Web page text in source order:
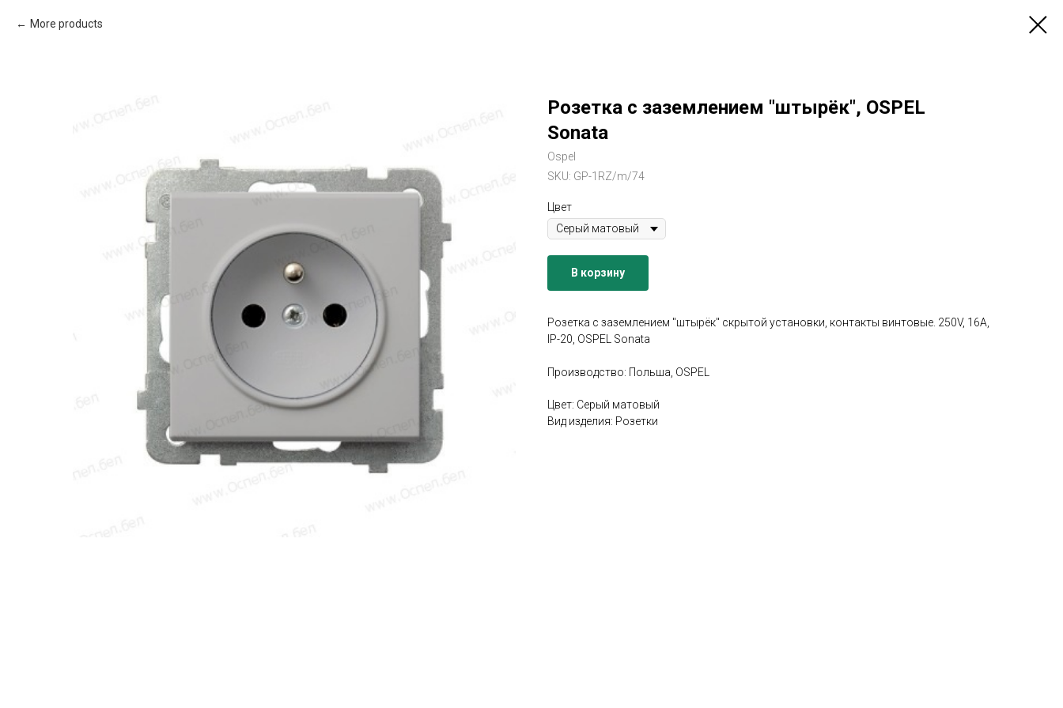
More products
Розетка с заземлением "штырёк", OSPEL
Sonata
Ospel
SKU: GP-1RZ/m/74
Цвет
В корзину
Розетка с заземлением "штырёк" скрытой установки, контакты винтовые. 250V, 16A,
IP-20, OSPEL Sonata
Производство: Польша, OSPEL
Цвет: Серый матовый
Вид изделия: Розетки